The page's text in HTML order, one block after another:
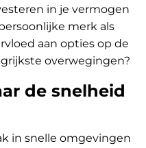
in je vermogen
merk als
aan opties op de
overwegingen?
de snelheid
in snelle omgevingen